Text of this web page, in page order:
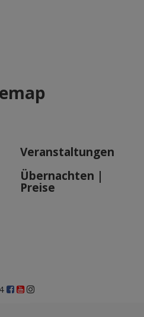
Veranstaltungen
Übernachten |
Preise